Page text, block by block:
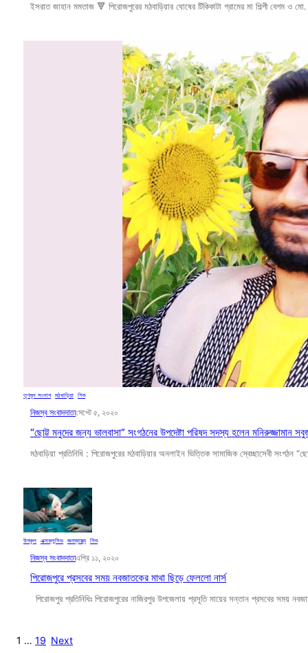
ইসরাত জাহান মমতাজ 🔻 পিরোজপুরের মঠবাড়িয়ার ঘোষের টিকিকাটা গ্রামের মা শিল্পী বেগম ও
তৃণমূল সংলাপ, মঠবাড়িয়া শিশু
নিজস্ব সংবাদদাতাসেপ্টে ৫, ২০২০
“ছোট্ট মনুদের জন্য ভালবাসা” সংগঠনের উপদেষ্টা পরিষদ সদস্য হলেন মনিরুজ্জামান
মঠবাড়িয়া প্রতিনিধি : পিরোজপুরের মঠবাড়িয়ার অনলাইন ভিত্তিক সামাজিক স্বেচ্ছাসেবী
উপকূল এক্সক্লুসিভ জনস্বাস্থ্য শিশু
নিজস্ব সংবাদদাতাএপ্রি ১১, ২০২০
পিরোজপুরে প্রসবের সময় নবজাতকের মাথা ছিড়ে ফেললো নার্স
পিরোজপুর প্রতিনিধিঃ পিরোজপুরের নাজিরপুর উপজেলায় প্রসূতি মায়ের সন্তান প্রসবের সময়
1 … 19 Next